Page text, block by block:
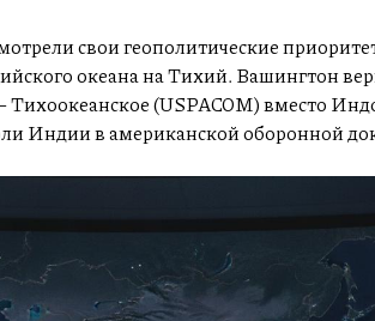
свои геополитические
океана на Тихий. Вашингтон
Тихоокеанское (USPACOM) вместо
Индии в американской оборонной